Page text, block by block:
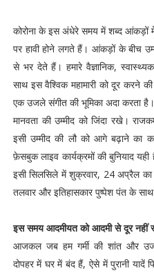
कोरोना के इस अंधेरे समय में शब्द आंकड़ों
पर हावी होने लगते हैं। आंकड़ों के बीच
से भर देते हैं। हमारे वैज्ञानिक,
साथ इस वैश्विक महामारी को दूर करने
एक उजले संगीत की भूमिका अदा करता
मानवता की उम्मीद को जिंदा रखे।
इसी उम्मीद की लौ को आगे बढ़ाने का
फ़ेसबुक लाइव कार्यक्रमों की बुनियाद
इसी सिलसिले में शुक्रवार, 24 अप्रैल का
तलवार और इतिहासकार पुष्पेश पंत के साथ
इस समय आदमीयत को आदमी से दूर नहीं
आजकल जब हम गर्मी की शांत और
दोपहर में घर में बंद हैं, ऐसे में पुरानी यादें